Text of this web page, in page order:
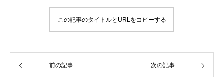
この記事のタイトルとURLをコピーする
前の記事 次の記事